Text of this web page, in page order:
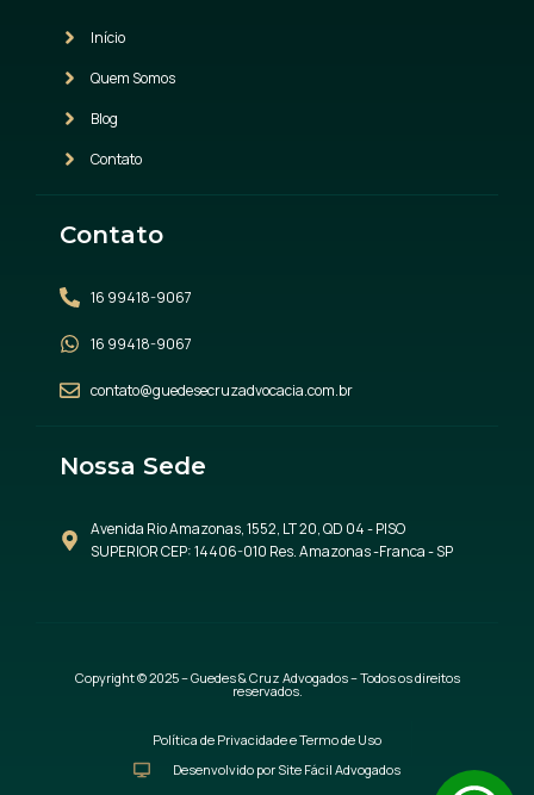
Início
Quem Somos
Blog
Contato
Contato
16 99418-9067
16 99418-9067
contato@guedesecruzadvocacia.com.br
Nossa Sede
Avenida Rio Amazonas, 1552, LT 20, QD 04 - PISO
SUPERIOR CEP: 14406-010 Res. Amazonas -Franca - SP
Copyright © 2025 – Guedes & Cruz Advogados – Todos os direitos
reservados.
Política de Privacidade e Termo de Uso
Desenvolvido por Site Fácil Advogados